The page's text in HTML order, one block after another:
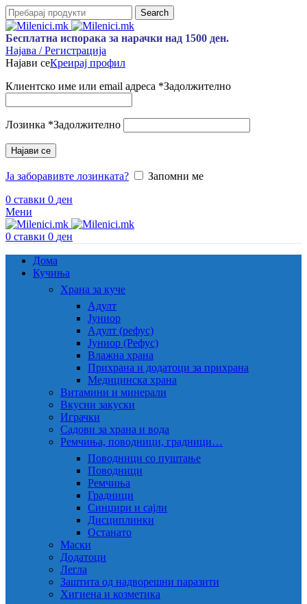
Search
Бесплатна испорака за нарачки над 1500 ден.
Најава / Регистрација
Најави сеКреирај профил
Клиентско име или email адреса *Задолжително
Лозинка *Задолжително
Најави се
Ја заборавивте лозинката?
Запомни ме
0 ставки 0 ден
Мени
0 ставки 0 ден
Дома
Кучиња
Храна за куче
Адулт
Јуниор
Адулт (рефус)
Јуниор (Рефус)
Влажна храна
Прихрана и додатоци за прихрана
Медицинска храна
Витамини и минерали
Вкусни закуски
Играчки
Садови за храна и вода
Ремчиња, поводници, градници…
Поводници со пуштање
Поводници
Ремчиња
Градници
Синџири и сајли
Дисциплинки
Останато
Маски
Додатоци
Легла
Заштита од надворешни паразити
Хигиена и козметика